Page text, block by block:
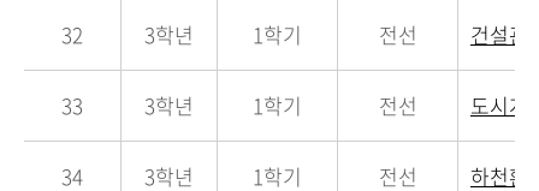
32 3학년 1학기 전선 건설관
33 3학년 1학기 전선 도시계
34 3학년 1학기 전선 하천환